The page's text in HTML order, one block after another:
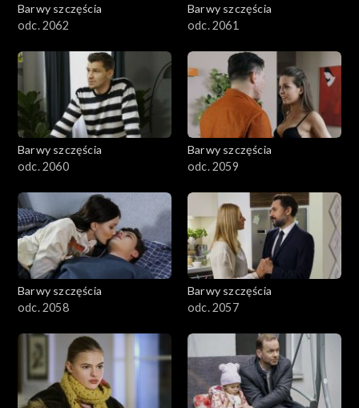
Barwy szczęścia
odc. 2062
Barwy szczęścia
odc. 2061
Barwy szczęścia
odc. 2060
Barwy szczęścia
odc. 2059
Barwy szczęścia
odc. 2058
Barwy szczęścia
odc. 2057